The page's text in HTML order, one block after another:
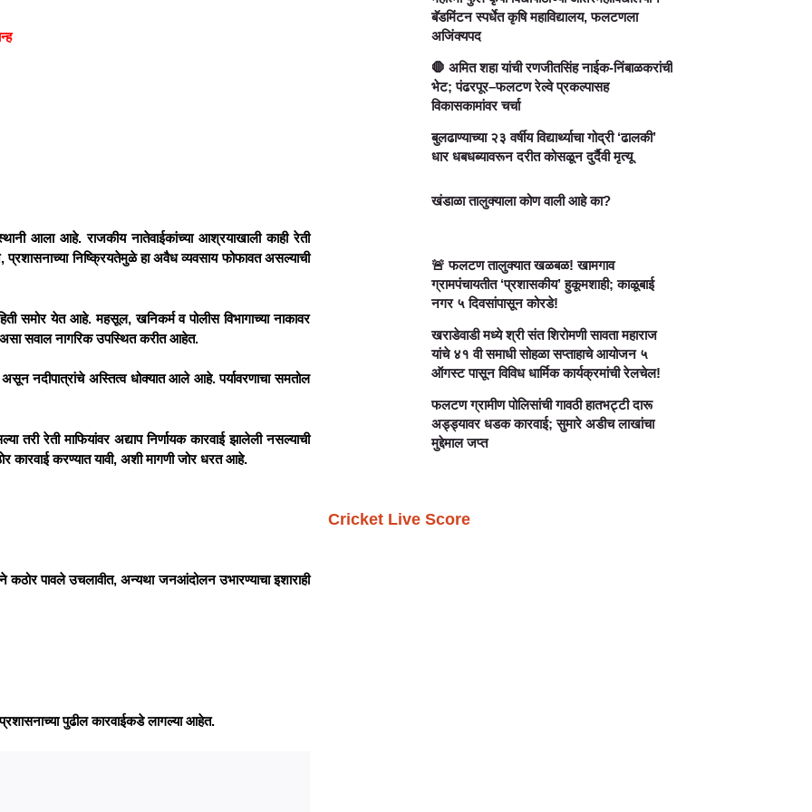
आला आहे. राजकीय नातेवाईकांच्या आश्रयाखाली काही रेती
निष्क्रियतेमुळे हा अवैध व्यवसाय फोफावत असल्याची
समोर येत आहे. महसूल, खनिकर्म व पोलीस विभागाच्या नाकावर
असा सवाल नागरिक उपस्थित करीत आहेत.
नदीपात्रांचे अस्तित्व धोक्यात आले आहे. पर्यावरणाचा समतोल
तरी रेती माफियांवर अद्याप निर्णायक कारवाई झालेली नसल्याची
कारवाई करण्यात यावी, अशी मागणी जोर धरत आहे.
कठोर पावले उचलावीत, अन्यथा जनआंदोलन उभारण्याचा इशाराही
पुढील कारवाईकडे लागल्या आहेत.
बॅडमिंटन स्पर्धेत कृषि महाविद्यालय, फलटणला
अजिंक्यपद
🛑 अमित शहा यांची रणजीतसिंह नाईक-निंबाळकरांची
भेट; पंढरपूर–फलटण रेल्वे प्रकल्पासह
विकासकामांवर चर्चा
बुलढाण्याच्या २३ वर्षीय विद्यार्थ्याचा गोद्री ‘ढालकी’
धार धबधब्यावरून दरीत कोसळून दुर्दैवी मृत्यू
खंडाळा तालुक्याला कोण वाली आहे का?
🚨 फलटण तालुक्यात खळबळ! खामगाव
ग्रामपंचायतीत ‘प्रशासकीय’ हुकूमशाही; काळूबाई
नगर ५ दिवसांपासून कोरडे!
खराडेवाडी मध्ये श्री संत शिरोमणी सावता महाराज
यांचे ४१ वी समाधी सोहळा सप्ताहाचे आयोजन ५
ऑगस्ट पासून विविध धार्मिक कार्यक्रमांची रेलचेल!
फलटण ग्रामीण पोलिसांची गावठी हातभट्टी दारू
अड्ड्यावर धडक कारवाई; सुमारे अडीच लाखांचा
मुद्देमाल जप्त
Cricket Live Score